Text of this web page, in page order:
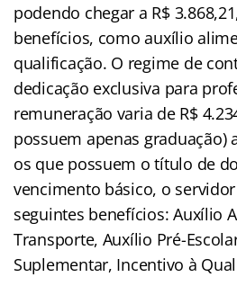
podendo chegar a R$
benefícios, como auxílio
qualificação. O regime de
dedicação exclusiva para
remuneração varia de R$
possuem apenas graduação)
os que possuem o título de
vencimento básico, o
seguintes benefícios: Auxílio
Transporte, Auxílio Pré-
Suplementar, Incentivo à